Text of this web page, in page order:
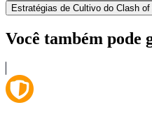
Estratégias de Cultivo do Clash of
Você também pode